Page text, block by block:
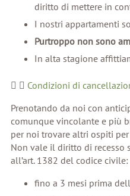
diritto di mettere in
I nostri appartamenti
Purtroppo non sono
In alta stagione
Condizioni di
Prenotando da noi con
comunque vincolante e più
per noi trovare altri ospiti
Non vale il diritto di recesso
all’art. 1382 del codice civile:
fino a 3 mesi prima